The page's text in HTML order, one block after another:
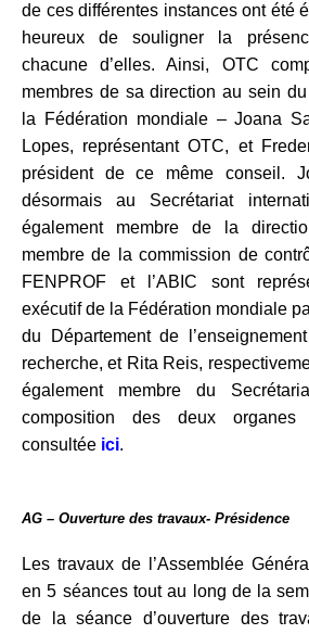
de ces différentes instances ont été
heureux de souligner la
chacune d’elles. Ainsi, OTC
membres de sa direction au sein
la Fédération mondiale – Joana
Lopes, représentant OTC, et
président de ce même conseil.
désormais au Secrétariat
également membre de la
membre de la commission de
FENPROF et l’ABIC sont
exécutif de la Fédération mondiale
du Département de
recherche, et Rita Reis,
également membre du
composition des deux
consultée ici.
AG – Ouverture des travaux- Présidence
Les travaux de l’Assemblée
en 5 séances tout au long de la
de la séance d’ouverture des